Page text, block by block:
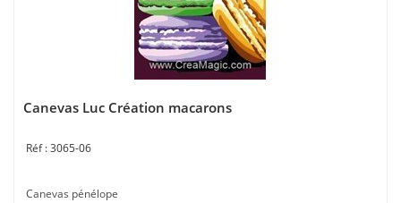
Canevas Luc Création macarons
3065-06
Canevas pénélope